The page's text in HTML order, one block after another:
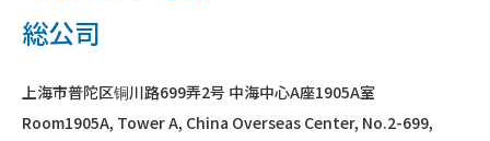
総公司
上海市普陀区铜川路699弄2号 中海中心A座1905A室
Room1905A, Tower A, China Overseas Center, No.2-699,